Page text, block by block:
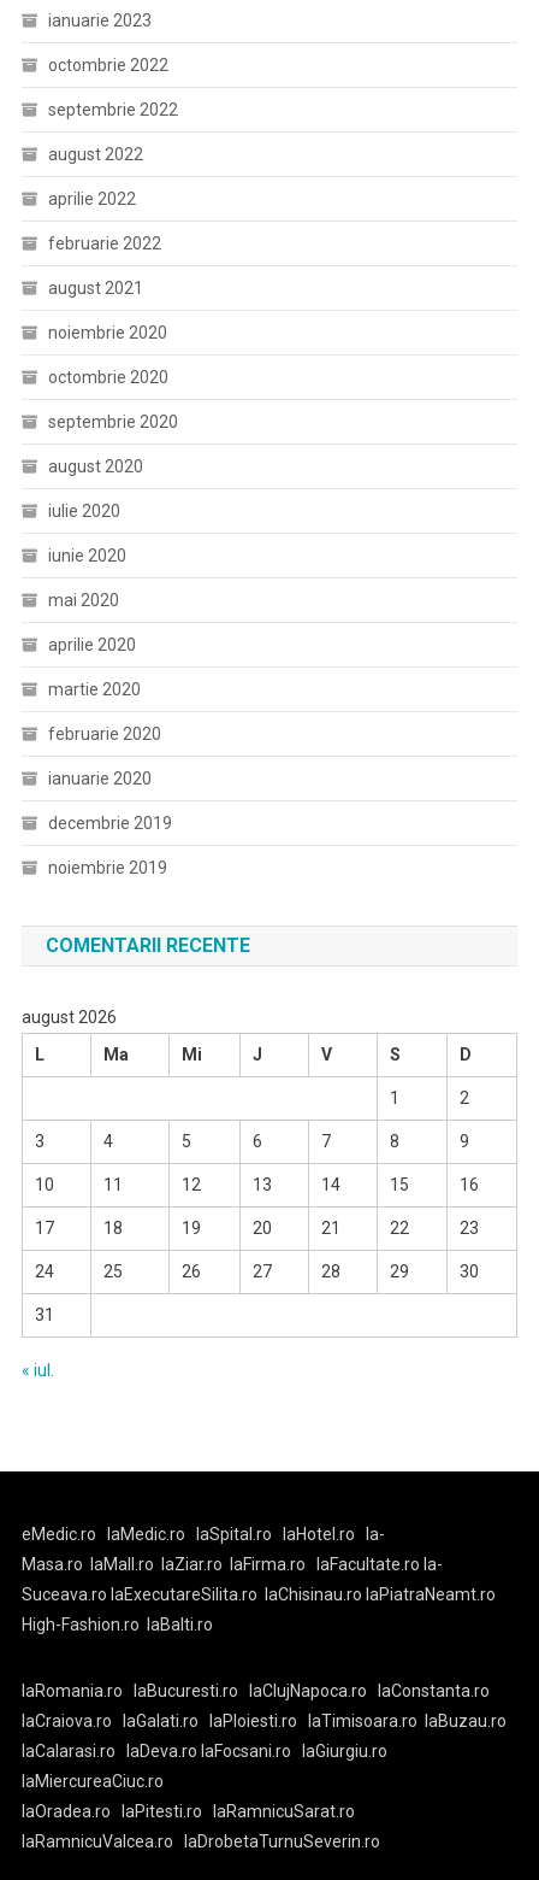
ianuarie 2023
octombrie 2022
septembrie 2022
august 2022
aprilie 2022
februarie 2022
august 2021
noiembrie 2020
octombrie 2020
septembrie 2020
august 2020
iulie 2020
iunie 2020
mai 2020
aprilie 2020
martie 2020
februarie 2020
ianuarie 2020
decembrie 2019
noiembrie 2019
COMENTARII RECENTE
august 2026
L
Ma Mi J V S D
1 2
3 4 5 6 7 8 9
10 11 12 13 14 15 16
17 18 19 20 21 22 23
24 25 26 27 28 29 30
31
« iul.
eMedic.ro laMedic.ro laSpital.ro laHotel.ro
la-
Masa.ro
laMall.ro laZiar.ro laFirma.ro laFacultate.ro la-
Suceava.ro laExecutareSilita.ro laChisinau.ro laPiatraNeamt.ro
High-Fashion.ro
laBalti.ro
laRomania.ro laBucuresti.ro laClujNapoca.ro
laConstanta.ro
laCraiova.ro
laGalati.ro laPloiesti.ro laTimisoara.ro
laBuzau.ro
laCalarasi.ro
laDeva.ro laFocsani.ro
laGiurgiu.ro
laMiercureaCiuc.ro
laOradea.ro
laPitesti.ro
laRamnicuSarat.ro
laRamnicuValcea.ro
laDrobetaTurnuSeverin.ro